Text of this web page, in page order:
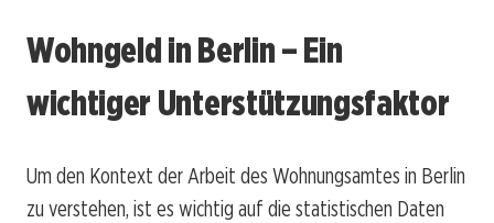
Wohngeld in Berlin – Ein
wichtiger Unterstützungsfaktor
Um den Kontext der Arbeit des Wohnungsamtes in Berlin
zu verstehen, ist es wichtig auf die statistischen Daten